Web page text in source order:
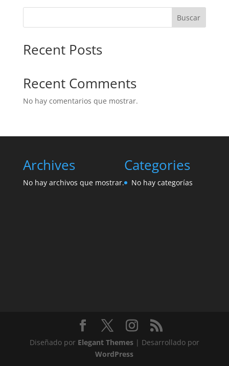
Buscar
Recent Posts
Recent Comments
No hay comentarios que mostrar.
Archives
No hay archivos que mostrar.
Categories
No hay categorías
Diseñado por Elegant Themes| Desarrollado por
WordPress